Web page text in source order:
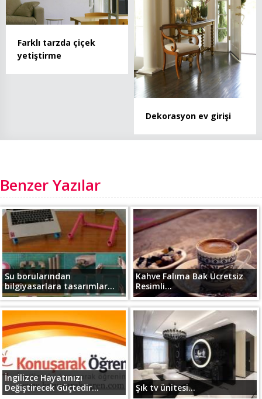
Farklı tarzda çiçek
yetiştirme
Dekorasyon ev girişi
Benzer Yazılar
Su borularından
bilgiyasarlara tasarımlar...
Kahve Falıma Bak Ücretsiz
Resimli...
İngilizce Hayatınızı
Değiştirecek Güçtedir...
Şık tv ünitesi...